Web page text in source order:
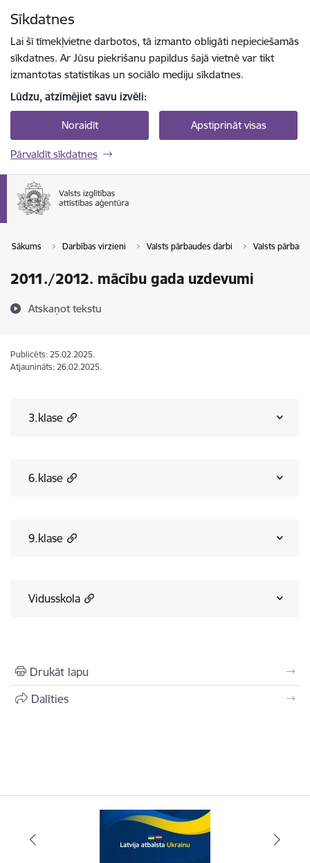
Sīkdatnes
Lai šī tīmekļvietne darbotos, tā izmanto obligāti nepieciešamās
sīkdatnes. Ar Jūsu piekrišanu papildus šajā vietnē var tikt
izmantotas statistikas un sociālo mediju sīkdatnes.
Lūdzu, atzīmējiet savu izvēli:
Noraidīt Apstiprināt visas
Pārvaldīt sīkdatnes
Sākums Darbības virzieni Valsts pārbaudes darbi Valsts
2011./2012. mācību gada uzdevumi
Atskaņot tekstu
Publicēts: 25.02.2025.
Atjaunināts: 26.02.2025.
3.klase
6.klase
9.klase
Vidusskola
Drukāt lapu
Dalīties